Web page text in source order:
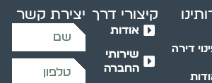
דירה
קיצורי דרך
אודות
שירותי
החברה
יצירת קשר